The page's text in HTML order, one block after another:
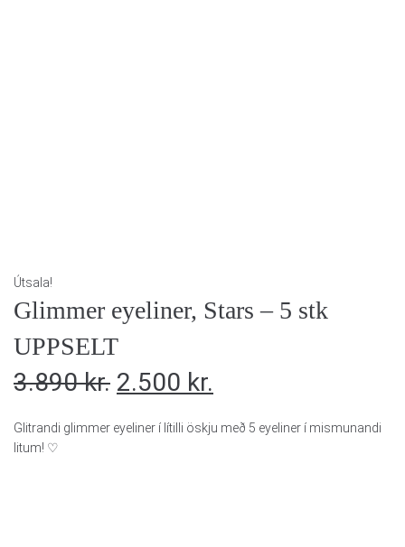
Útsala!
Glimmer eyeliner, Stars – 5 stk
UPPSELT
3.890kr. 2.500 kr.
Glitrandi glimmer eyeliner í lítilli öskju með 5 eyeliner í mismunandi
litum! ♡